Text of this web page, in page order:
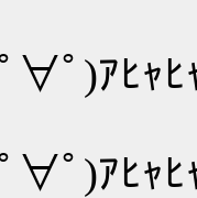
∀ﾟ)ｱﾋｬ
∀ﾟ)ｱﾋｬ